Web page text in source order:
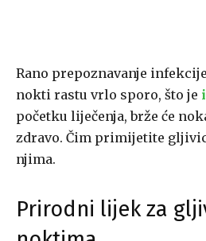
Rano prepoznavanje
nokti rastu vrlo sporo, što je
početku liječenja, brže će
zdravo. Čim primijetite
njima.
Prirodni lijek za